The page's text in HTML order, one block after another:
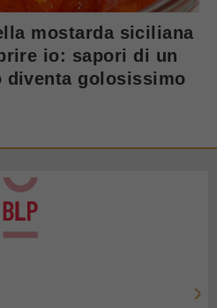
mostarda siciliana
io: sapori di un
diventa golosissimo